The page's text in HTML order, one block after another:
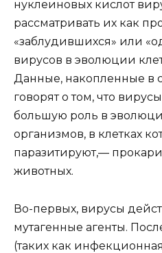
нуклеиновых кислот
рассматривать их как
«заблудившихся» или
вирусов в эволюции
Данные, накопленные в
говорят о том, что
большую роль в
организмов, в клетках
паразитируют,—
животных.
Во-первых, вирусы
мутагенные агенты.
(таких как